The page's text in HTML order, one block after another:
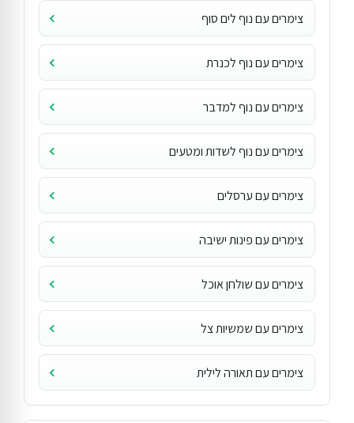
צימרים עם נוף לים סוף
צימרים עם נוף לכנרת
צימרים עם נוף למדבר
צימרים עם נוף לשדות ומטעים
צימרים עם ערסלים
צימרים עם פינות ישיבה
צימרים עם שולחן אוכל
צימרים עם שמשיות צל
צימרים עם תאורה לילית